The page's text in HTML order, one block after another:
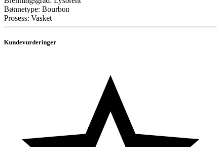
Bønnetype: Bourbon
Prosess: Vasket
Kundevurderinger